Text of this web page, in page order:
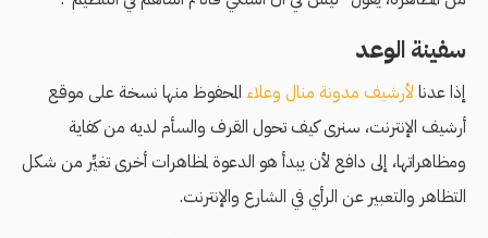
سفينة الوعد
إذا عدنا لأرشيف مدونة منال وعلاء المحفوظ منها نسخة على موقع
أرشيف الإنترنت، سنرى كيف تحول القرف والسأم لديه من كفاية
ومظاهراتها، إلى دافع لأن يبدأ هو الدعوة لمظاهرات أخرى تغيِّر من شكل
التظاهر والتعبير عن الرأي في الشارع والإنترنت.